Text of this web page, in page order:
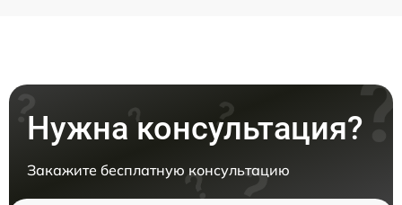
Нужна консультация?
Закажите бесплатную консультацию